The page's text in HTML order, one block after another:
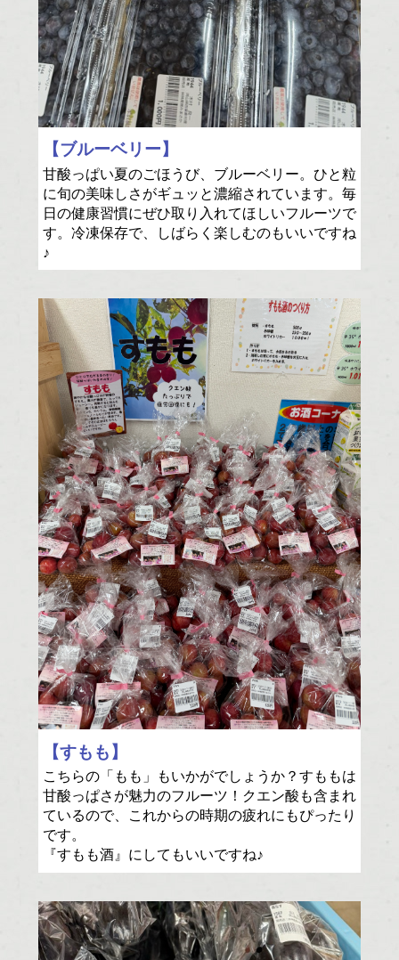
【ブルーベリー】
甘酸っぱい夏のごほうび、ブルーベリー。ひと粒
に旬の美味しさがギュッと濃縮されています。毎
日の健康習慣にぜひ取り入れてほしいフルーツで
す。冷凍保存で、しばらく楽しむのもいいですね
♪
【すもも】
こちらの「もも」もいかがでしょうか？すももは
甘酸っぱさが魅力のフルーツ！クエン酸も含まれ
ているので、これからの時期の疲れにもぴったり
です。
『すもも酒』にしてもいいですね♪